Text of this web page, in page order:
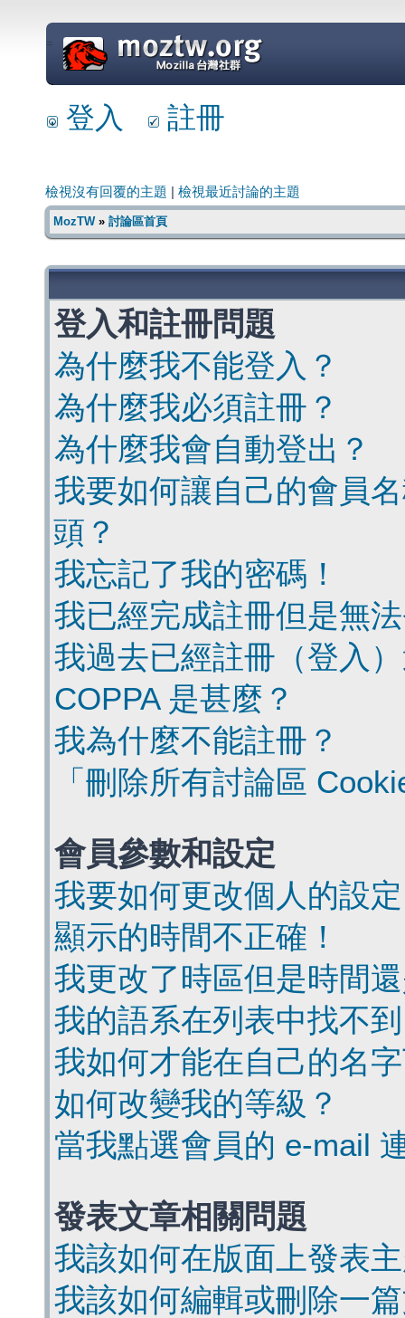
=
登入 註冊
檢視沒有回覆的主題 檢視最近討論的主題
MozTW» 討論區首頁
登入和註冊問題
為什麼我不能登入？
為什麼我必須註冊？
為什麼我會自動登出？
我要如何讓自己的會員
頭？
我忘記了我的密碼！
我已經完成註冊但是無
我過去已經註冊（登入
COPPA 是甚麼？
我為什麼不能註冊？
「刪除所有討論區
會員參數和設定
我要如何更改個人的設
顯示的時間不正確！
我更改了時區但是時間
我的語系在列表中找不
我如何才能在自己的名
如何改變我的等級？
當我點選會員的 e-mail
發表文章相關問題
我該如何在版面上發表
我該如何編輯或刪除一